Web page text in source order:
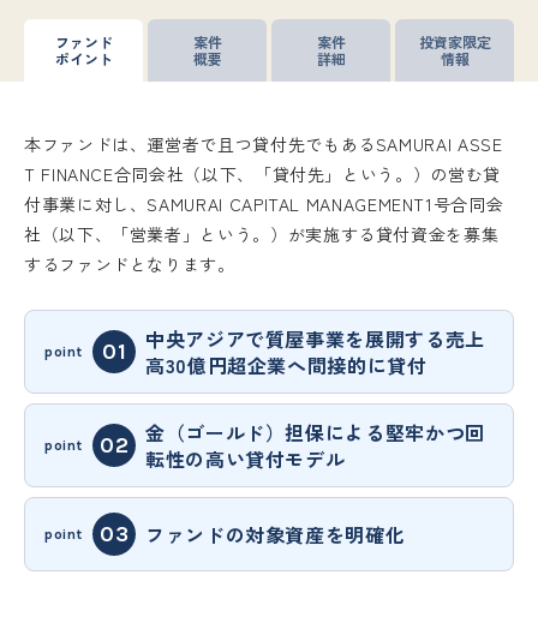
ファンド
ポイント
案件
概要
案件
詳細
投資家限定
情報
本ファンドは、運営者で且つ貸付先でもあるSAMURAI ASSE
T FINANCE合同会社（以下、「貸付先」という。）の営む貸
付事業に対し、SAMURAI CAPITAL MANAGEMENT1号合同会
社（以下、「営業者」という。）が実施する貸付資金を募集
するファンドとなります。
中央アジアで質屋事業を展開する売上
高30億円超企業へ間接的に貸付
金（ゴールド）担保による堅牢かつ回
転性の高い貸付モデル
ファンドの対象資産を明確化